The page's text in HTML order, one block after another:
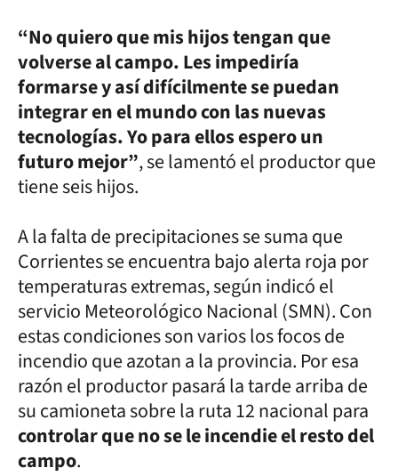
“No quiero que mis hijos tengan que
volverse al campo. Les impediría
formarse y así difícilmente se puedan
integrar en el mundo con las nuevas
tecnologías. Yo para ellos espero un
futuro mejor”, se lamentó el productor que
tiene seis hijos.
A la falta de precipitaciones se suma que
Corrientes se encuentra bajo alerta roja por
temperaturas extremas, según indicó el
servicio Meteorológico Nacional (SMN). Con
estas condiciones son varios los focos de
incendio que azotan a la provincia. Por esa
razón el productor pasará la tarde arriba de
su camioneta sobre la ruta 12 nacional para
controlar que no se le incendie el resto del
campo.